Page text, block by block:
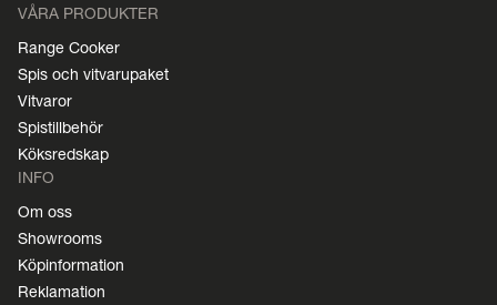
VÅRA PRODUKTER
Range Cooker
Spis och vitvarupaket
Vitvaror
Spistillbehör
Köksredskap
INFO
Om oss
Showrooms
Köpinformation
Reklamation